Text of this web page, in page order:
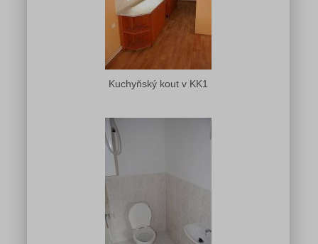
Kuchyňský kout v KK1